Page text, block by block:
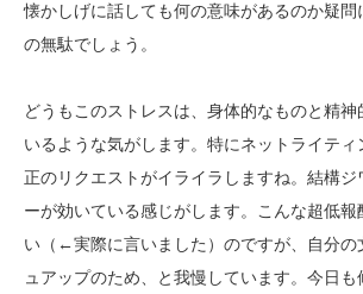
懐かしげに話しても何の意味があるのか疑問
の無駄でしょう。
どうもこのストレスは、身体的なものと精
いるような気がします。特にネットライテ
正のリクエストがイライラしますね。結構ジ
ーが効いている感じがします。こんな超低報
い（←実際に言いました）のですが、自分の
ュアップのため、と我慢しています。今日